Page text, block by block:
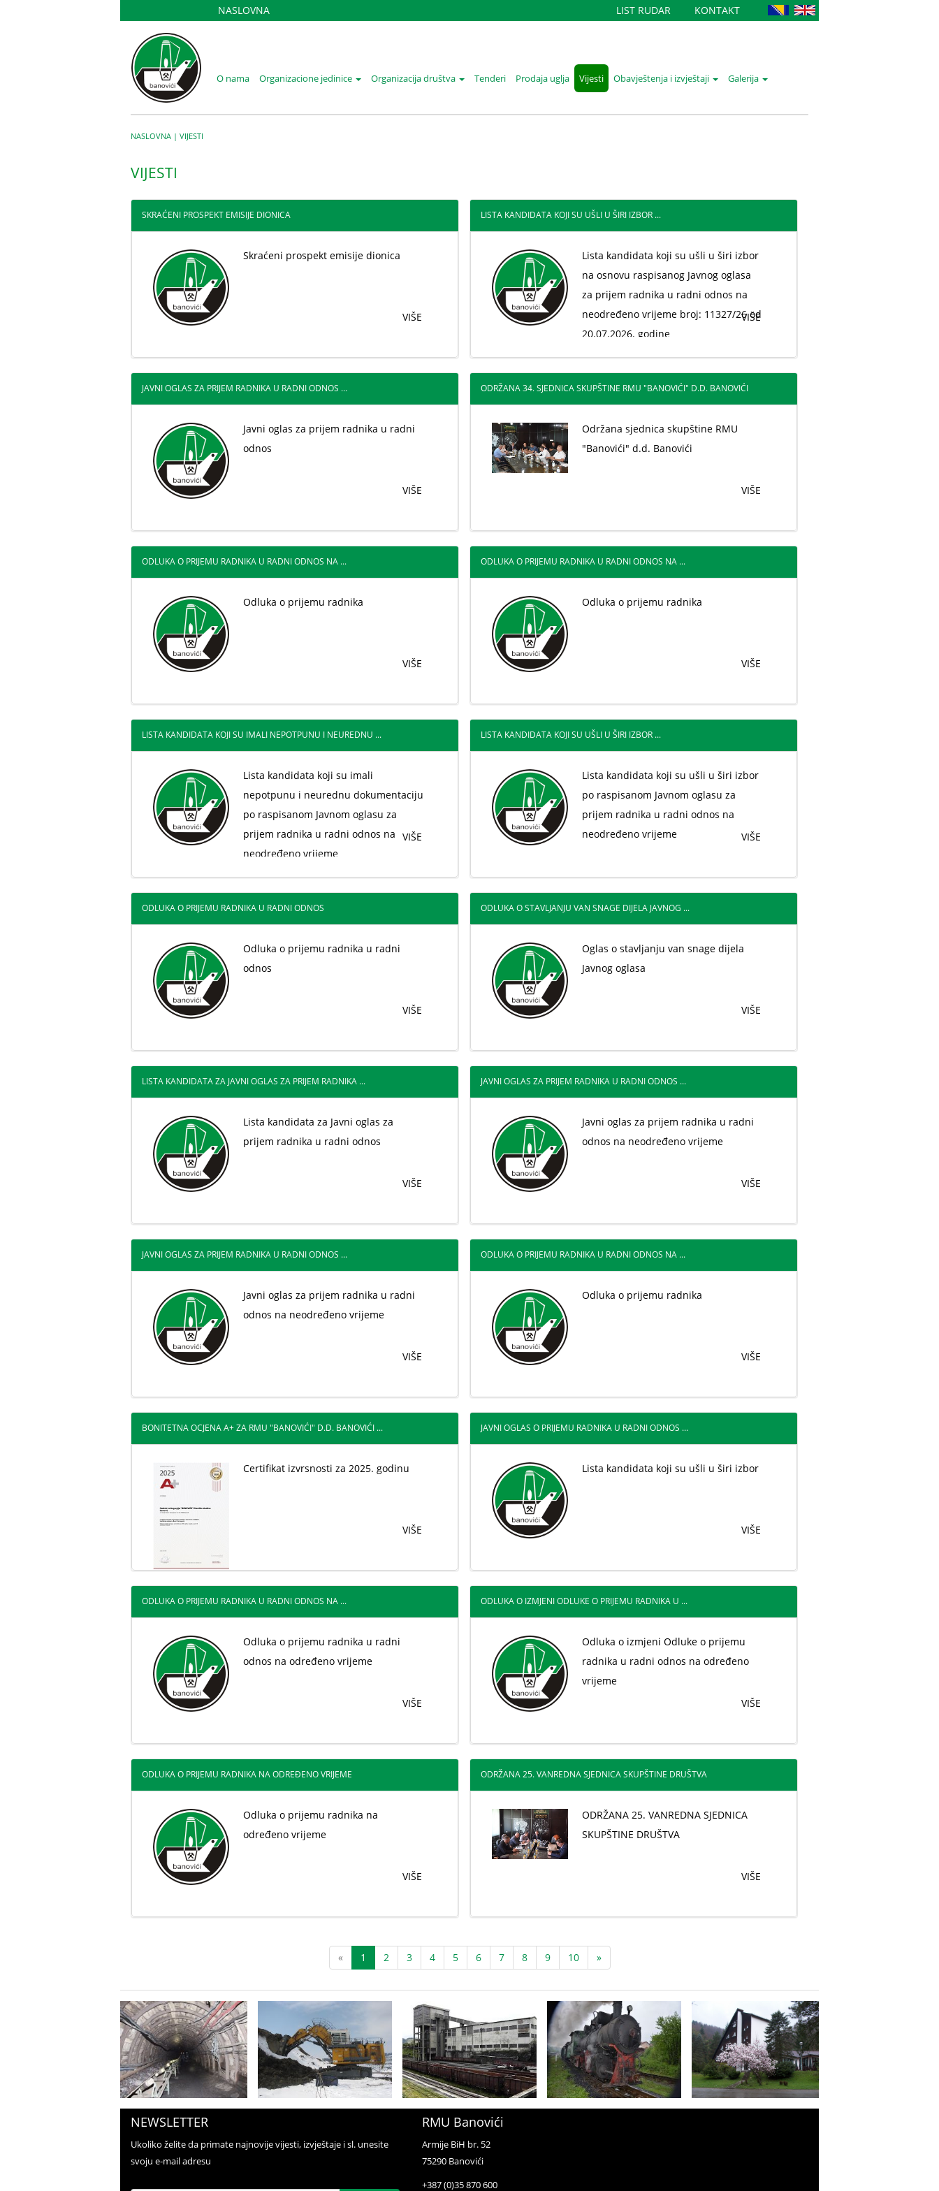
NASLOVNA LIST RUDAR KONTAKT
O nama Organizacione jedinice Organizacija društva Tenderi Prodaja uglja Vijesti Obavještenja i izvještaji Galerija
NASLOVNA | VIJESTI
VIJESTI
SKRAĆENI PROSPEKT EMISIJE DIONICA
Skraćeni prospekt emisije dionica
VIŠE
LISTA KANDIDATA KOJI SU UŠLI U ŠIRI IZBOR ...
Lista kandidata koji su ušli u širi izbor
na osnovu raspisanog Javnog oglasa
za prijem radnika u radni odnos na
neodređeno vrijeme broj: 11327/26 od
20.07.2026. godine
VIŠE
JAVNI OGLAS ZA PRIJEM RADNIKA U RADNI ODNOS ...
Javni oglas za prijem radnika u radni
odnos
VIŠE
ODRŽANA 34. SJEDNICA SKUPŠTINE RMU "BANOVIĆI" D.D. BANOVIĆI
Održana sjednica skupštine RMU
"Banovići" d.d. Banovići
VIŠE
ODLUKA O PRIJEMU RADNIKA U RADNI ODNOS NA ...
Odluka o prijemu radnika
VIŠE
ODLUKA O PRIJEMU RADNIKA U RADNI ODNOS NA ...
Odluka o prijemu radnika
VIŠE
LISTA KANDIDATA KOJI SU IMALI NEPOTPUNU I NEUREDNU ...
Lista kandidata koji su imali
nepotpunu i neurednu dokumentaciju
po raspisanom Javnom oglasu za
prijem radnika u radni odnos na
neodređeno vrijeme
VIŠE
LISTA KANDIDATA KOJI SU UŠLI U ŠIRI IZBOR ...
Lista kandidata koji su ušli u širi izbor
po raspisanom Javnom oglasu za
prijem radnika u radni odnos na
neodređeno vrijeme
VIŠE
ODLUKA O PRIJEMU RADNIKA U RADNI ODNOS
Odluka o prijemu radnika u radni
odnos
VIŠE
ODLUKA O STAVLJANJU VAN SNAGE DIJELA JAVNOG ...
Oglas o stavljanju van snage dijela
Javnog oglasa
VIŠE
LISTA KANDIDATA ZA JAVNI OGLAS ZA PRIJEM RADNIKA ...
Lista kandidata za Javni oglas za
prijem radnika u radni odnos
VIŠE
JAVNI OGLAS ZA PRIJEM RADNIKA U RADNI ODNOS ...
Javni oglas za prijem radnika u radni
odnos na neodređeno vrijeme
VIŠE
JAVNI OGLAS ZA PRIJEM RADNIKA U RADNI ODNOS ...
Javni oglas za prijem radnika u radni
odnos na neodređeno vrijeme
VIŠE
ODLUKA O PRIJEMU RADNIKA U RADNI ODNOS NA ...
Odluka o prijemu radnika
VIŠE
BONITETNA OCJENA A+ ZA RMU "BANOVIĆI" D.D. BANOVIĆI ...
Certifikat izvrsnosti za 2025. godinu
VIŠE
JAVNI OGLAS O PRIJEMU RADNIKA U RADNI ODNOS ...
Lista kandidata koji su ušli u širi izbor
VIŠE
ODLUKA O PRIJEMU RADNIKA U RADNI ODNOS NA ...
Odluka o prijemu radnika u radni
odnos na određeno vrijeme
VIŠE
ODLUKA O IZMJENI ODLUKE O PRIJEMU RADNIKA U ...
Odluka o izmjeni Odluke o prijemu
radnika u radni odnos na određeno
vrijeme
VIŠE
ODLUKA O PRIJEMU RADNIKA NA ODREĐENO VRIJEME
Odluka o prijemu radnika na
određeno vrijeme
VIŠE
ODRŽANA 25. VANREDNA SJEDNICA SKUPŠTINE DRUŠTVA
ODRŽANA 25. VANREDNA SJEDNICA
SKUPŠTINE DRUŠTVA
VIŠE
« 1 2 3 4 5 6 7 8 9 10 »
NEWSLETTER
Ukoliko želite da primate najnovije vijesti, izvještaje i sl. unesite
svoju e-mail adresu
RMU Banovići
Armije BiH br. 52
75290 Banovići
+387 (0)35 870 600